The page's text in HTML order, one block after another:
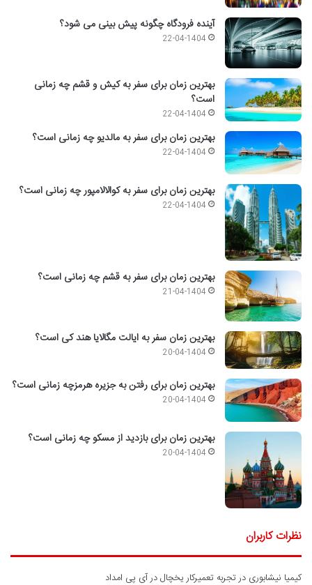
آینده فرودگاه چگونه پیش بینی می شود؟
22-04-1404
بهترین زمان برای سفر به کیش و قشم چه زمانی
است؟
22-04-1404
بهترین زمان برای سفر به مالدیو چه زمانی است؟
22-04-1404
بهترین زمان برای سفر به کوالالامپور چه زمانی است؟
22-04-1404
بهترین زمان برای سفر به قشم چه زمانی است؟
21-04-1404
بهترین زمان سفر به ایالت مگالایا هند کی است؟
20-04-1404
بهترین زمان برای رفتن به جزیره هرمزچه زمانی است؟
20-04-1404
بهترین زمان برای بازدید از مسکو چه زمانی است؟
20-04-1404
نظرات کاربران
کیمیا نیشابوری درتجربه تعمیرکار یخچال در آی پی امداد